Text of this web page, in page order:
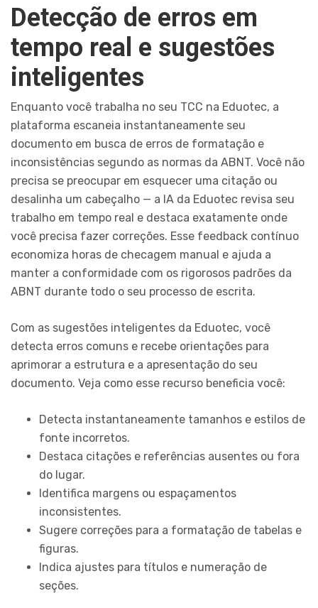
Detecção de erros em
tempo real e sugestões
inteligentes
Enquanto você trabalha no seu TCC na Eduotec, a
plataforma escaneia instantaneamente seu
documento em busca de erros de formatação e
inconsistências segundo as normas da ABNT. Você não
precisa se preocupar em esquecer uma citação ou
desalinha um cabeçalho — a IA da Eduotec revisa seu
trabalho em tempo real e destaca exatamente onde
você precisa fazer correções. Esse feedback contínuo
economiza horas de checagem manual e ajuda a
manter a conformidade com os rigorosos padrões da
ABNT durante todo o seu processo de escrita.
Com as sugestões inteligentes da Eduotec, você
detecta erros comuns e recebe orientações para
aprimorar a estrutura e a apresentação do seu
documento. Veja como esse recurso beneficia você:
Detecta instantaneamente tamanhos e estilos de
fonte incorretos.
Destaca citações e referências ausentes ou fora
do lugar.
Identifica margens ou espaçamentos
inconsistentes.
Sugere correções para a formatação de tabelas e
figuras.
Indica ajustes para títulos e numeração de
seções.